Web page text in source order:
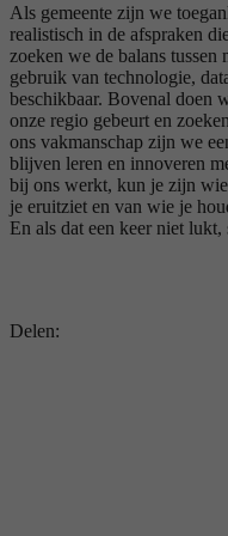
Als gemeente zijn we
realistisch in de afspraken
zoeken we de balans
gebruik van technologie,
beschikbaar. Bovenal doen
onze regio gebeurt en
ons vakmanschap zijn we
blijven leren en innoveren
bij ons werkt, kun je zijn
je eruitziet en van wie je
En als dat een keer niet lukt,
Delen: